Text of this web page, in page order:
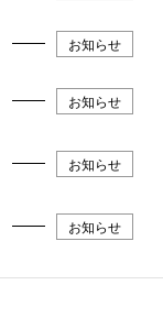
お知らせ
お知らせ
お知らせ
お知らせ